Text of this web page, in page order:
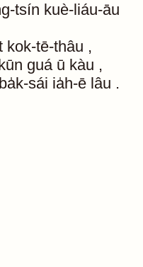
tsín kuè-liáu-āu
kok-tē-thâu ,
guá ū kàu ,
ba̍k-sái ia̍h-ē lâu .